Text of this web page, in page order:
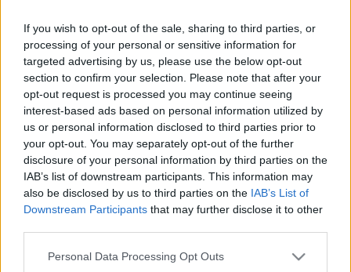
If you wish to opt-out of the sale, sharing to third parties, or
processing of your personal or sensitive information for
targeted advertising by us, please use the below opt-out
section to confirm your selection. Please note that after your
opt-out request is processed you may continue seeing
interest-based ads based on personal information utilized by
us or personal information disclosed to third parties prior to
your opt-out. You may separately opt-out of the further
disclosure of your personal information by third parties on the
IAB’s list of downstream participants. This information may
also be disclosed by us to third parties on the IAB’s List of
Downstream Participants that may further disclose it to other
Please note that this website/app uses one or more Google
Personal Data Processing Opt Outs
Sturm Ádám, az ELTE Genetikai Tanszék kutatója és Vellai
Tibor, az ELTE Genetikai Tanszék vezetője korábbi, az
öregedéskutatás területén fontos előrelépésként
számontartott közös cikkükben a Piwi-piRNS rendszer és a
biológiai halhatatlanság összefüggésének izgalmas
koncepcióját fogalmazták meg. A Nature Communications-
ben megjelent legújabb publikációjukban kísérleti
bizonyítékkal támasztották alá elméletüket. Kutatásuk
megmutatta, hogy a transzpozábilis elemek aktivitásának
szabályozása valóban meghosszabbíthatja az élettartamot,